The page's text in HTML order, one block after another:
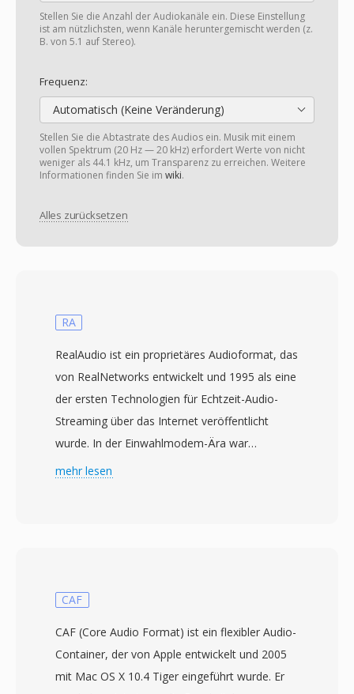
Stellen Sie die Anzahl der Audiokanäle ein. Diese Einstellung
ist am nützlichsten, wenn Kanäle heruntergemischt werden (z.
B. von 5.1 auf Stereo).
Frequenz:
Automatisch (Keine Veränderung)
Stellen Sie die Abtastrate des Audios ein. Musik mit einem
vollen Spektrum (20 Hz — 20 kHz) erfordert Werte von nicht
weniger als 44.1 kHz, um Transparenz zu erreichen. Weitere
Informationen finden Sie im wiki.
Alles zurücksetzen
RA
RealAudio ist ein proprietäres Audioformat, das
von RealNetworks entwickelt und 1995 als eine
der ersten Technologien für Echtzeit-Audio-
Streaming über das Internet veröffentlicht
wurde. In der Einwahlmodem-Ära war
RealAudio wirklich revolutionär — es
Das Format durchlief mehrere Codec-
Niedrigbitraten-Sprachcodecs für 14,4-kbps-
Modems, während spätere Iterationen
(RealAudio 10, auf AAC basierend) nahezu CD-
mehr lesen
CAF
CAF (Core Audio Format) ist ein flexibler Audio-
Container, der von Apple entwickelt und 2005
mit Mac OS X 10.4 Tiger eingeführt wurde. Er